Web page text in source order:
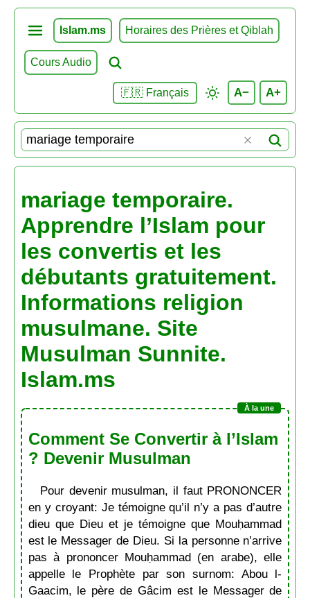
Islam.ms Horaires des Prières et Qiblah
Cours Audio
🇫🇷 Français A− A+
mariage temporaire.
Apprendre l’Islam pour
les convertis et les
débutants gratuitement.
Informations religion
musulmane. Site
Musulman Sunnite.
Islam.ms
Comment Se Convertir à l’Islam
? Devenir Musulman
Pour devenir musulman, il faut PRONONCER
en y croyant: Je témoigne qu’il n’y a pas d’autre
dieu que Dieu et je témoigne que Mouḥammad
est le Messager de Dieu. Si la personne n’arrive
pas à prononcer Mouḥammad (en arabe), elle
appelle le Prophète par son surnom: Abou l-
Gaacim, le père de Gâcim est le Messager de